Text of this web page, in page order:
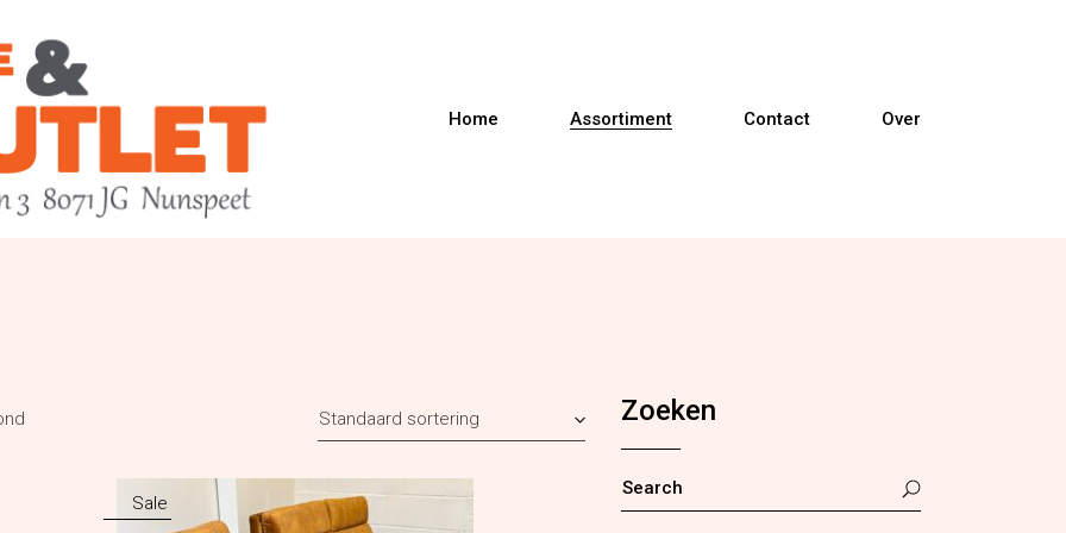
Home Assortiment
Sta-op fauteuils
Contact Over
Standaard sortering
Sale
Zoeken
FOR: